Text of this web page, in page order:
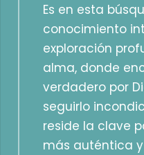
Es en esta
conocimiento
exploración
alma, donde
verdadero por
seguirlo
reside la clave
más auténtica